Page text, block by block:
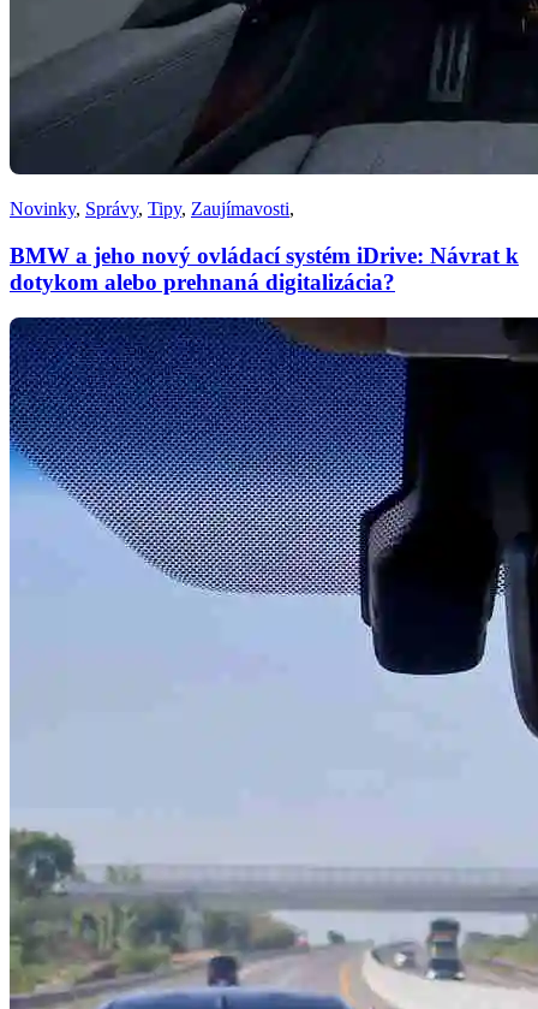
Novinky, Správy, Tipy, Zaujímavosti,
BMW a jeho nový ovládací systém iDrive: Návrat k
dotykom alebo prehnaná digitalizácia?